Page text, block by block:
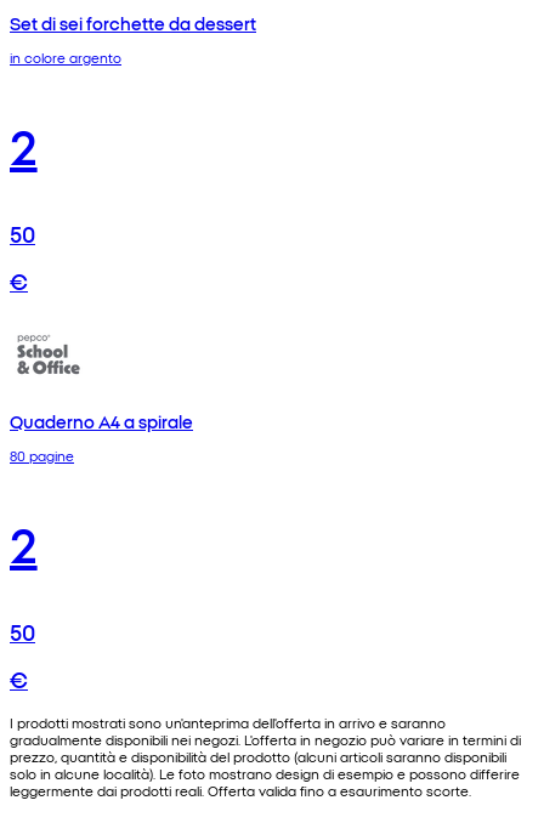
Set di sei forchette da dessert
in colore argento
2
50
€
Quaderno A4 a spirale
80 pagine
2
50
€
I prodotti mostrati sono un'anteprima dell'offerta in arrivo e saranno
gradualmente disponibili nei negozi. L'offerta in negozio può variare in termini di
prezzo, quantità e disponibilità del prodotto (alcuni articoli saranno disponibili
solo in alcune località). Le foto mostrano design di esempio e possono differire
leggermente dai prodotti reali. Offerta valida fino a esaurimento scorte.